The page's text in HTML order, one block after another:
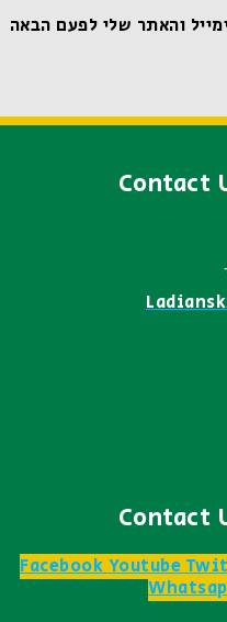
והאתר שלי לפעם הבאה
FacebookYoutube